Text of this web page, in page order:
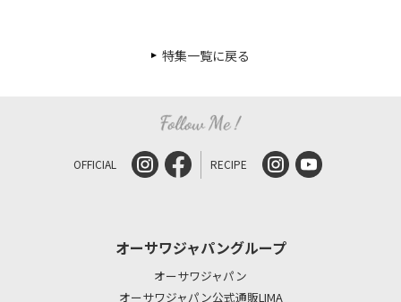
特集一覧に戻る
OFFICIAL RECIPE
オーサワジャパングループ
オーサワジャパン
オーサワジャパン公式通販LIMA